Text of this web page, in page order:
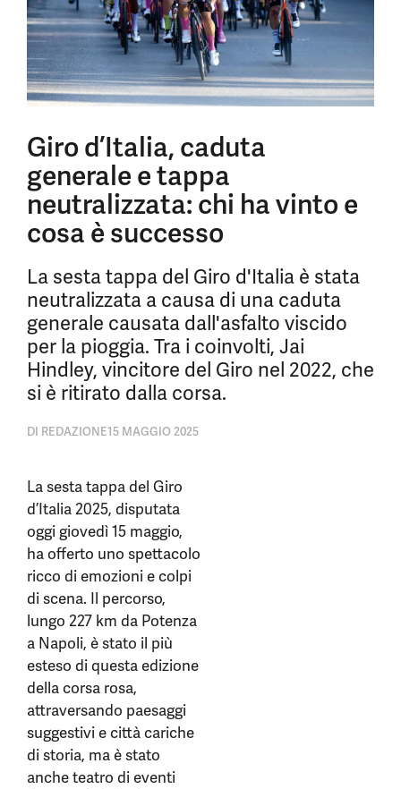
Giro d’Italia, caduta
generale e tappa
neutralizzata: chi ha vinto e
cosa è successo
La sesta tappa del Giro d'Italia è stata
neutralizzata a causa di una caduta
generale causata dall'asfalto viscido
per la pioggia. Tra i coinvolti, Jai
Hindley, vincitore del Giro nel 2022, che
si è ritirato dalla corsa.
DI REDAZIONE15 MAGGIO 2025
La sesta tappa del Giro
d’Italia 2025, disputata
oggi giovedì 15 maggio,
ha offerto uno spettacolo
ricco di emozioni e colpi
di scena. Il percorso,
lungo 227 km da Potenza
a Napoli, è stato il più
esteso di questa edizione
della corsa rosa,
attraversando paesaggi
suggestivi e città cariche
di storia, ma è stato
anche teatro di eventi